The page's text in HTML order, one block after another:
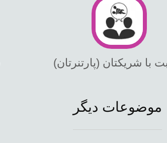
با شریکتان (پارتنرتان)
موضوعات دیگر